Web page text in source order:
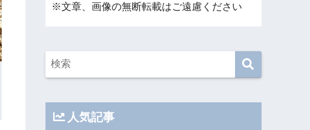
※文章、画像の無断転載はご遠慮ください
人気記事